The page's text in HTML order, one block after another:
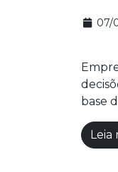
07/
base
Leia